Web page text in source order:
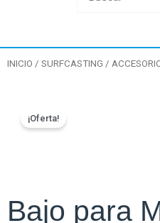
INICIO / SURFCASTING /
¡Oferta!
Bajo para